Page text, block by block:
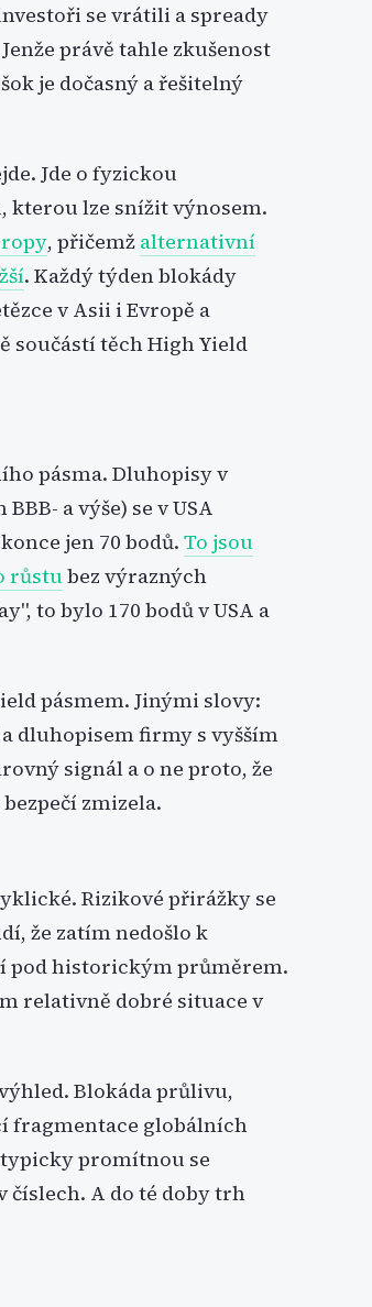
se vrátili a spready
právě tahle zkušenost
je dočasný a řešitelný
Jde o fyzickou
lze snížit výnosem.
, přičemž alternativní
. Každý týden blokády
v Asii i Evropě a
součástí těch High Yield
pásma. Dluhopisy v
a výše) se v USA
jen 70 bodů. To jsou
růstubez výrazných
to bylo 170 bodů v USA a
pásmem. Jinými slovy:
dluhopisem firmy s vyšším
signál a o ne proto, že
zmizela.
Rizikové přirážky se
že zatím nedošlo k
pod historickým průměrem.
relativně dobré situace v
Blokáda průlivu,
fragmentace globálních
promítnou se
číslech. A do té doby trh